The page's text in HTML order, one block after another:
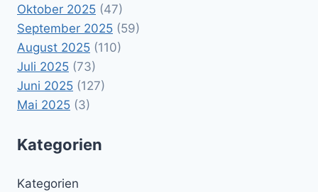
Oktober 2025 (47)
September 2025 (59)
August 2025 (110)
Juli 2025 (73)
Juni 2025 (127)
Mai 2025 (3)
Kategorien
Kategorien